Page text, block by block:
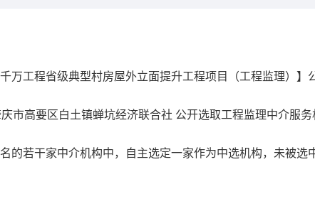
万工程省级典型村房屋外立面提升工程项目（工程监理）】
市高要区白土镇蝉坑经济联合社 公开选取工程监理中介服务
的若干家中介机构中，自主选定一家作为中选机构，未被选